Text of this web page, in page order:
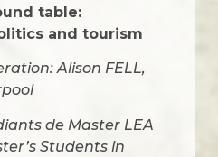
table:
and tourism
Alison FELL,
de Master LEA
Students in